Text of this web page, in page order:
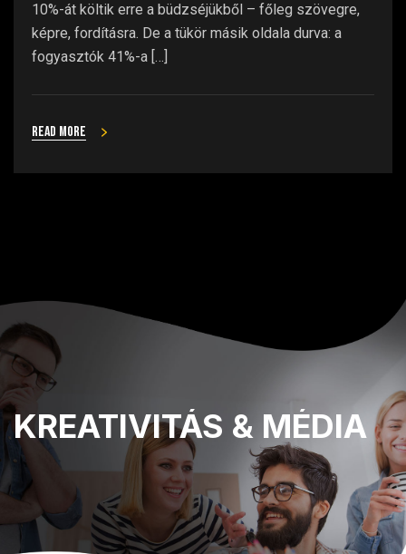
10%-át költik erre a büdzséjükből – főleg szövegre,
képre, fordításra. De a tükör másik oldala durva: a
fogyasztók 41%-a […]
Read more
KREATIVITÁS & MÉDIA